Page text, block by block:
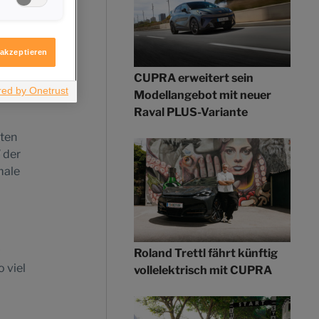
der
viel
CUPRA erweitert sein
Modellangebot mit neuer
Raval PLUS-Variante
Roland Trettl fährt künftig
vollelektrisch mit CUPRA